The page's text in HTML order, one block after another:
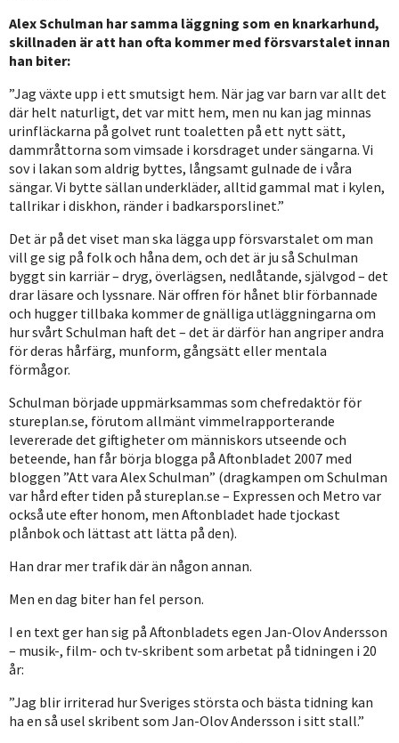
Alex Schulman har samma läggning som en knarkarhund,
skillnaden är att han ofta kommer med försvarstalet innan
han biter:
”Jag växte upp i ett smutsigt hem. När jag var barn var allt det
där helt naturligt, det var mitt hem, men nu kan jag minnas
urinfläckarna på golvet runt toaletten på ett nytt sätt,
dammråttorna som vimsade i korsdraget under sängarna. Vi
sov i lakan som aldrig byttes, långsamt gulnade de i våra
sängar. Vi bytte sällan underkläder, alltid gammal mat i kylen,
tallrikar i diskhon, ränder i badkarsporslinet.”
Det är på det viset man ska lägga upp försvarstalet om man
vill ge sig på folk och håna dem, och det är ju så Schulman
byggt sin karriär – dryg, överlägsen, nedlåtande, självgod – det
drar läsare och lyssnare. När offren för hånet blir förbannade
och hugger tillbaka kommer de gnälliga utläggningarna om
hur svårt Schulman haft det – det är därför han angriper andra
för deras hårfärg, munform, gångsätt eller mentala
förmågor.
Schulman började uppmärksammas som chefredaktör för
stureplan.se, förutom allmänt vimmelrapporterande
levererade det giftigheter om människors utseende och
beteende, han får börja blogga på Aftonbladet 2007 med
bloggen ”Att vara Alex Schulman” (dragkampen om Schulman
var hård efter tiden på stureplan.se – Expressen och Metro var
också ute efter honom, men Aftonbladet hade tjockast
plånbok och lättast att lätta på den).
Han drar mer trafik där än någon annan.
Men en dag biter han fel person.
I en text ger han sig på Aftonbladets egen Jan-Olov Andersson
– musik-, film- och tv-skribent som arbetat på tidningen i 20
år:
”Jag blir irriterad hur Sveriges största och bästa tidning kan
ha en så usel skribent som Jan-Olov Andersson i sitt stall.”